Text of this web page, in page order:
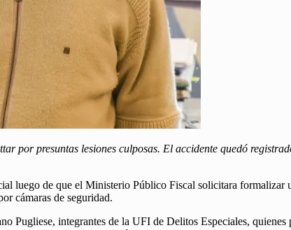
por presuntas lesiones culposas. El accidente quedó
luego de que el Ministerio Público Fiscal solicitara formalizar
cámaras de seguridad.
Pugliese, integrantes de la UFI de Delitos Especiales,